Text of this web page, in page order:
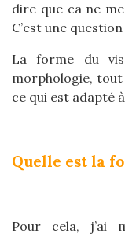
dire que ca ne
C’est une
La forme du
morphologie, tout
ce qui est adapté
Quelle est la
Pour cela, j’ai